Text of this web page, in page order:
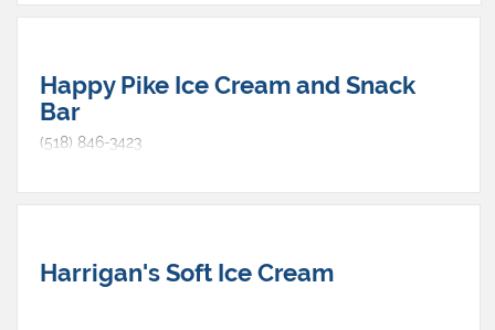
savourer — qu’on suive un régime sans gluten ou non.
satisfait.
Happy Pike Ice Cream and Snack
Bar
(518) 846-3423
Harrigan's Soft Ice Cream